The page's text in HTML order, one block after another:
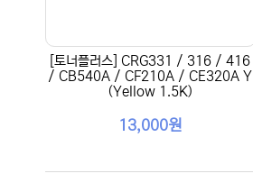
[토너플러스] CRG331 / 316 / 416
/ CB540A / CF210A / CE320A Y
(Yellow 1.5K)
13,000원